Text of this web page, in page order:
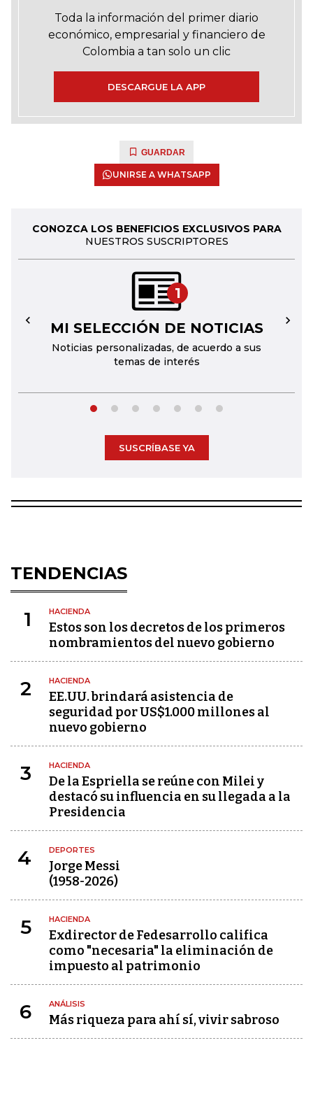
Toda la información del primer diario
económico, empresarial y financiero de
Colombia a tan solo un clic
DESCARGUE LA APP
GUARDAR
UNIRSE A WHATSAPP
CONOZCA LOS BENEFICIOS EXCLUSIVOS PARA
NUESTROS SUSCRIPTORES
1
MI SELECCIÓN DE NOTICIAS
Noticias personalizadas, de acuerdo a sus
temas de interés
← →
SUSCRÍBASE YA
TENDENCIAS
1 HACIENDA
Estos son los decretos de los primeros
nombramientos del nuevo gobierno
2 HACIENDA
EE.UU. brindará asistencia de
seguridad por US$1.000 millones al
nuevo gobierno
3 HACIENDA
De la Espriella se reúne con Milei y
destacó su influencia en su llegada a la
Presidencia
4 DEPORTES
Jorge Messi
(1958-2026)
5 HACIENDA
Exdirector de Fedesarrollo califica
como "necesaria" la eliminación de
impuesto al patrimonio
6 ANÁLISIS
Más riqueza para ahí sí, vivir sabroso